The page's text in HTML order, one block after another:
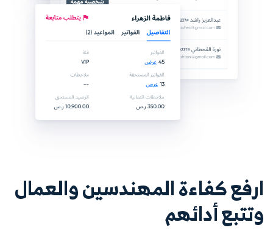
ارفع كفاءة المهندسين والعمال
وتتبع أدائهم